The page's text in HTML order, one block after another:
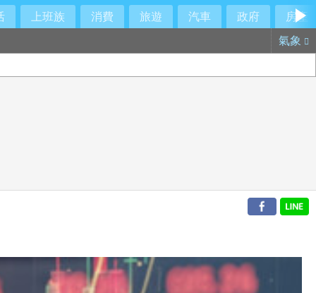
上班族 消費 旅遊 汽車 政府
房產
氣象